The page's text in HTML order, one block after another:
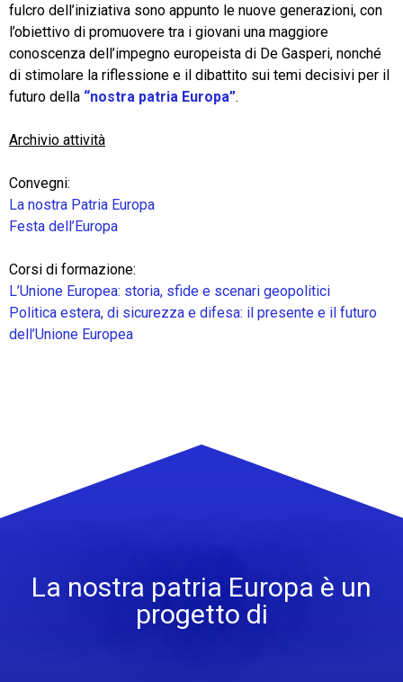
fulcro dell’iniziativa sono appunto le nuove generazioni, con
l’obiettivo di promuovere tra i giovani una maggiore
conoscenza dell’impegno europeista di De Gasperi, nonché
di stimolare la riflessione e il dibattito sui temi decisivi per il
futuro della “nostra patria Europa”.
Archivio attività
Convegni:
La nostra Patria Europa
Festa dell’Europa
Corsi di formazione:
L’Unione Europea: storia, sfide e scenari geopolitici
Politica estera, di sicurezza e difesa: il presente e il futuro
dell’Unione Europea
La nostra patria Europa è un
progetto di